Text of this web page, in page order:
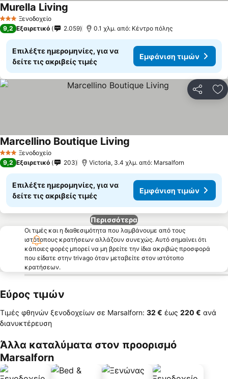
3 ΑστέριαΞενοδοχείο
Murella Living
9,2 Εξαιρετικό 2.059 0.1 χλμ. από: Κέντρο πόλης
Επιλέξτε ημερομηνίες, για να
δείτε τις ακριβείς τιμές
Εμφάνιση τιμών
3 ΑστέριαΞενοδοχείο
Marcellino Boutique Living
9,2 Εξαιρετικό 203 Victoria, 3.4 χλμ. από: Marsalforn
Επιλέξτε ημερομηνίες, για να
δείτε τις ακριβείς τιμές
Εμφάνιση τιμών
Περισσότερα
Οι τιμές και η διαθεσιμότητα που λαμβάνουμε από τους
ιστότοπους κρατήσεων αλλάζουν συνεχώς. Αυτό σημαίνει ότι
κάποιες φορές μπορεί να μη βρείτε την ίδια ακριβώς προσφορά
που είδατε στην trivago όταν μεταβείτε στον ιστότοπο
κρατήσεων.
Εύρος τιμών
Τιμές φθηνών ξενοδοχείων σε Marsalforn: ‎32 € έως ‎220 € ανά
διανυκτέρευση
Άλλα καταλύματα στον προορισμό
Marsalforn